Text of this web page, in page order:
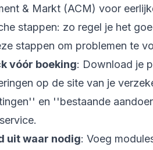
& Markt (ACM) voor
stappen: zo regel je het
stappen om problemen te
vóór boeking: Download je
op de site van je
en ''bestaande
uit waar nodig: Voeg